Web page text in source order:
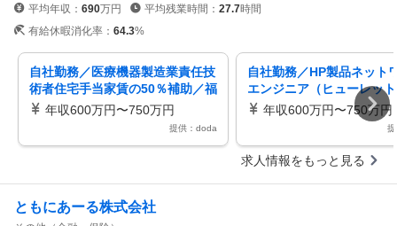
平均年収： 690万円 平均残業時間： 27.7時間
有給休暇消化率： 64.3%
自社勤務／医療機器製造業責任技
術者住宅手当家賃の50％補助／福
利厚生充実
年収600万円〜750万円
提供：doda
自社勤務／HP製品ネット
エンジニア（ヒューレッ
ード）家賃補助あり／日
年収600万円〜750万円
求人情報をもっと見る
ともにあーる株式会社